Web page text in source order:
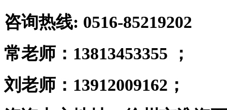
咨询热线: 0516-85219202
常老师： 13813453355 ；
刘老师：13912009162；